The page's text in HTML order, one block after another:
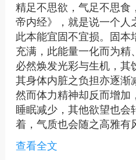
·特急预警】关
节返乡期间“闪
急提示
0
如何购买【
精足不思欲，气足不思食
帝内经》，就是说一个人
此本能宜固不宜损。固本
充满，此能量一化而为精
必然焕发光彩与生机，其
其身体内脏之负担亦逐渐
然而体力精神却反而增加
睡眠减少，其他欲望也会
着，气质也会随之高雅有
饱满，灵气焕发着神光异
的是精气神。
查看全文